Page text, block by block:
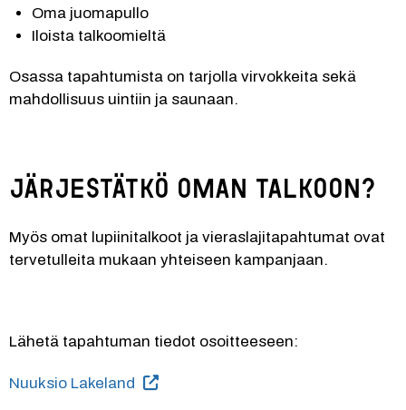
Oma juomapullo
Iloista talkoomieltä
Osassa tapahtumista on tarjolla virvokkeita sekä
mahdollisuus uintiin ja saunaan.
Järjestätkö oman talkoon?
Myös omat lupiinitalkoot ja vieraslajitapahtumat ovat
tervetulleita mukaan yhteiseen kampanjaan.
Lähetä tapahtuman tiedot osoitteeseen:
Nuuksio Lakeland